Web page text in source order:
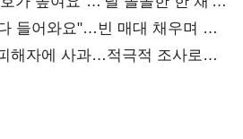
들어와요"…빈 매대 채우며 문
해자에 사과…적극적 조사로